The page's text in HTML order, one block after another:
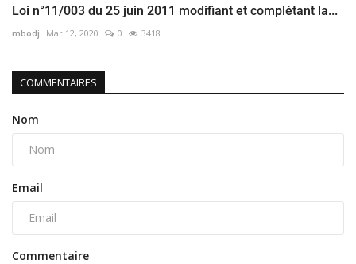
Loi n°11/003 du 25 juin 2011 modifiant et complétant la...
mbodj Mar 12, 2020 0 3418
COMMENTAIRES
Nom
Email
Commentaire